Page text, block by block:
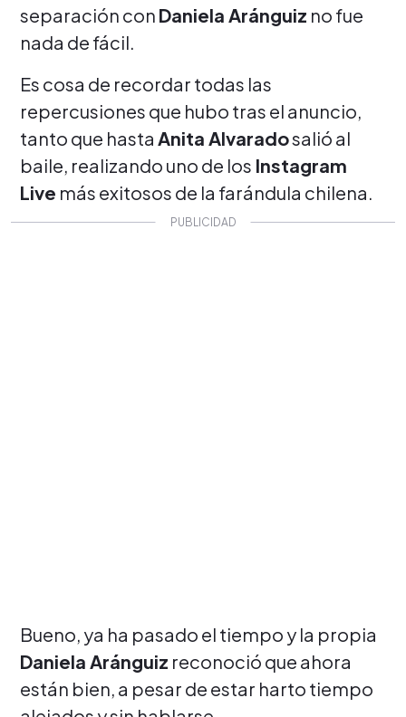
separación con Daniela Aránguiz no fue
nada de fácil.
Es cosa de recordar todas las
repercusiones que hubo tras el anuncio,
tanto que hasta Anita Alvaradosalió al
baile, realizando uno de los Instagram
Live más exitosos de la farándula chilena.
Bueno, ya ha pasado el tiempo y la propia
Daniela Aránguiz reconoció que ahora
están bien, a pesar de estar harto tiempo